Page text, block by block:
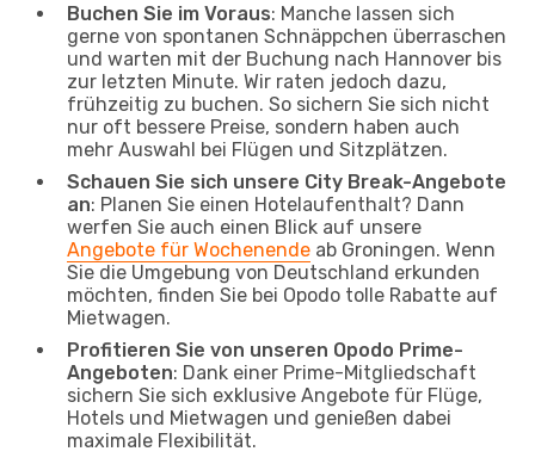
Buchen Sie im Voraus: Manche lassen sich
gerne von spontanen Schnäppchen überraschen
und warten mit der Buchung nach Hannover bis
zur letzten Minute. Wir raten jedoch dazu,
frühzeitig zu buchen. So sichern Sie sich nicht
nur oft bessere Preise, sondern haben auch
mehr Auswahl bei Flügen und Sitzplätzen.
Schauen Sie sich unsere City Break-Angebote
an: Planen Sie einen Hotelaufenthalt? Dann
werfen Sie auch einen Blick auf unsere
Angebote für Wochenende ab Groningen. Wenn
Sie die Umgebung von Deutschland erkunden
möchten, finden Sie bei Opodo tolle Rabatte auf
Mietwagen.
Profitieren Sie von unseren Opodo Prime-
Angeboten: Dank einer Prime-Mitgliedschaft
sichern Sie sich exklusive Angebote für Flüge,
Hotels und Mietwagen und genießen dabei
maximale Flexibilität.